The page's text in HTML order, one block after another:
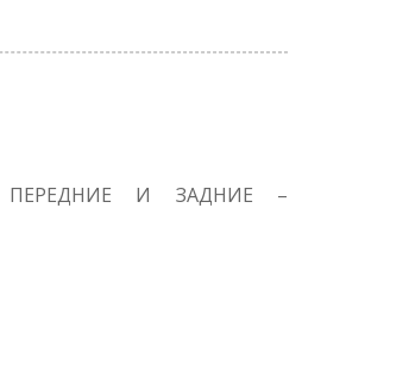
ПЕРЕДНИЕ И ЗАДНИЕ –